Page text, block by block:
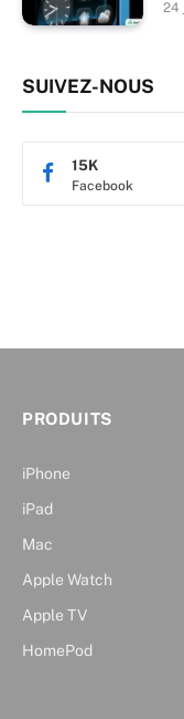
24
SUIVEZ-NOUS
Facebook
15K
PRODUITS
iPhone
iPad
Mac
Apple Watch
Apple TV
HomePod